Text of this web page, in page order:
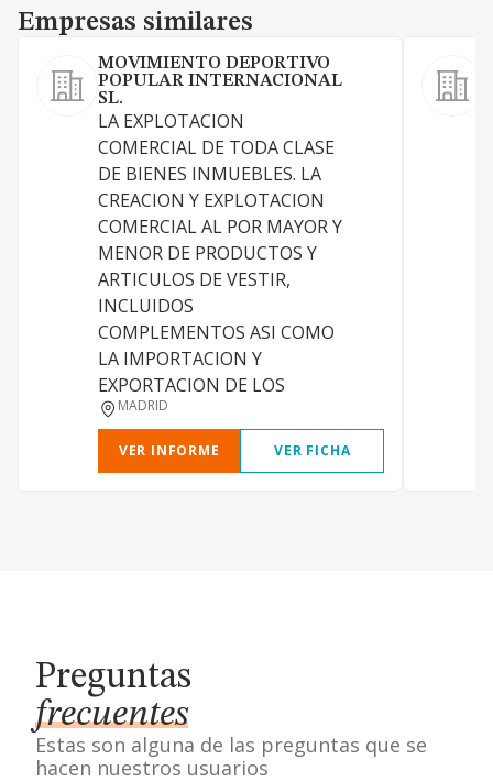
Empresas similares
Empresas similares
MOVIMIENTO DEPORTIVO
POPULAR INTERNACIONAL
SL.
LA EXPLOTACION
COMERCIAL DE TODA CLASE
DE BIENES INMUEBLES. LA
CREACION Y EXPLOTACION
COMERCIAL AL POR MAYOR Y
MENOR DE PRODUCTOS Y
ARTICULOS DE VESTIR,
INCLUIDOS
COMPLEMENTOS ASI COMO
LA IMPORTACION Y
EXPORTACION DE LOS
MADRID
VER INFORME VER FICHA
Preguntas
frecuentes
Estas son alguna de las preguntas que se
hacen nuestros usuarios